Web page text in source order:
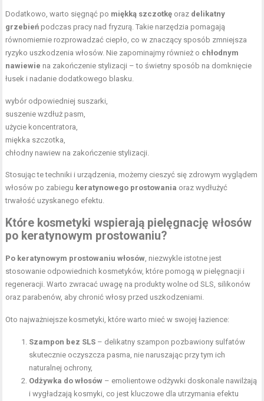
Dodatkowo, warto sięgnąć po miękką szczotkę oraz delikatny
grzebień podczas pracy nad fryzurą. Takie narzędzia pomagają
równomiernie rozprowadzać ciepło, co w znaczący sposób zmniejsza
ryzyko uszkodzenia włosów. Nie zapominajmy również o chłodnym
nawiewie na zakończenie stylizacji – to świetny sposób na domknięcie
łusek i nadanie dodatkowego blasku.
wybór odpowiedniej suszarki,
suszenie wzdłuż pasm,
użycie koncentratora,
miękka szczotka,
chłodny nawiew na zakończenie stylizacji.
Stosując te techniki i urządzenia, możemy cieszyć się zdrowym wyglądem
włosów po zabiegu keratynowego prostowania oraz wydłużyć
trwałość uzyskanego efektu.
Które kosmetyki wspierają pielęgnację włosów
po keratynowym prostowaniu?
Po keratynowym prostowaniu włosów , niezwykle istotne jest
stosowanie odpowiednich kosmetyków, które pomogą w pielęgnacji i
regeneracji. Warto zwracać uwagę na produkty wolne od SLS, silikonów
oraz parabenów, aby chronić włosy przed uszkodzeniami.
Oto najważniejsze kosmetyki, które warto mieć w swojej łazience:
Szampon bez SLS – delikatny szampon pozbawiony sulfatów
skutecznie oczyszcza pasma, nie naruszając przy tym ich
naturalnej ochrony,
Odżywka do włosów – emolientowe odżywki doskonale nawilżają
i wygładzają kosmyki, co jest kluczowe dla utrzymania efektu